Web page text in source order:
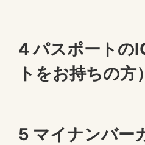
4 パスポートの
トをお持ちの方）
5 マイナンバー